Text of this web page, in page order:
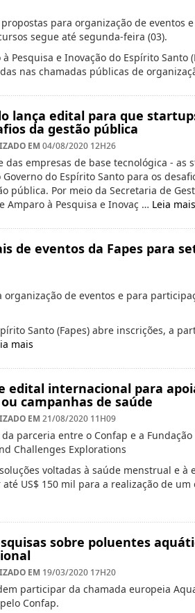
para organização de eventos
segue até segunda-feira (03).
Pesquisa e Inovação do Espírito Santo
nas chamadas públicas de
lança edital para que
da gestão pública
EM 04/08/2020 12H26
das empresas de base tecnológica - as
do Espírito Santo para os
pública. Por meio da Secretaria de
Amparo à Pesquisa e Inovaç … Leia mais
de eventos da Fapes para
de eventos e para
Santo (Fapes) abre inscrições, a
mais
edital internacional para
campanhas de saúde
EM 21/08/2020 11H09
parceria entre o Confap e a
Challenges Explorations
voltadas à saúde menstrual e à
US$ 150 mil para a realização de
sobre poluentes
EM 19/03/2020 17H20
participar da chamada europeia
Confap.